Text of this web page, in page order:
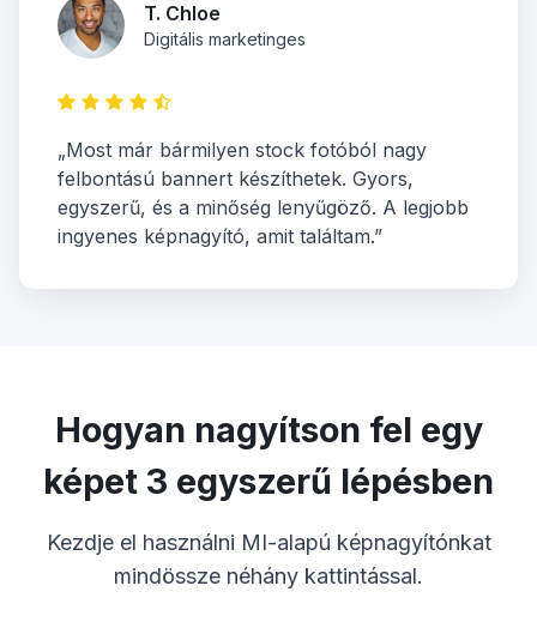
T. Chloe
Digitális marketinges
„Most már bármilyen stock fotóból nagy
felbontású bannert készíthetek. Gyors,
egyszerű, és a minőség lenyűgöző. A legjobb
ingyenes képnagyító, amit találtam.”
Hogyan nagyítson fel egy
képet 3 egyszerű lépésben
Kezdje el használni MI-alapú képnagyítónkat
mindössze néhány kattintással.